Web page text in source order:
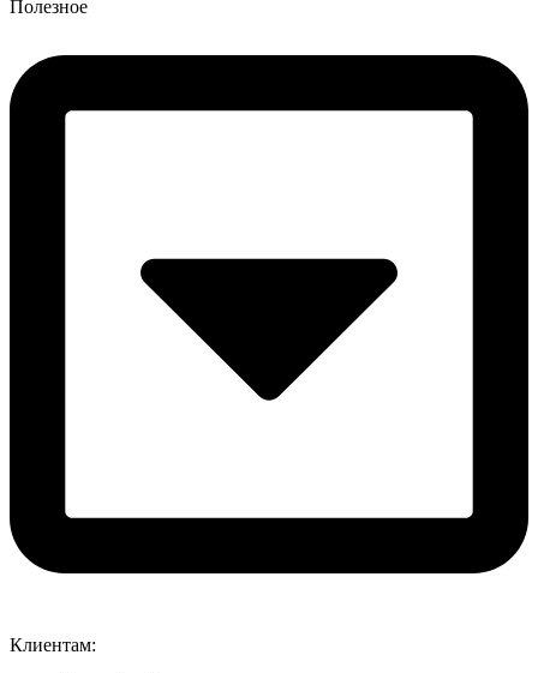
Полезное
Клиентам: